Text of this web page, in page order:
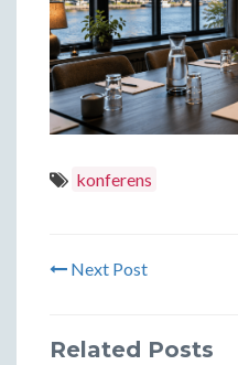
konferens
Next Post
Related Posts